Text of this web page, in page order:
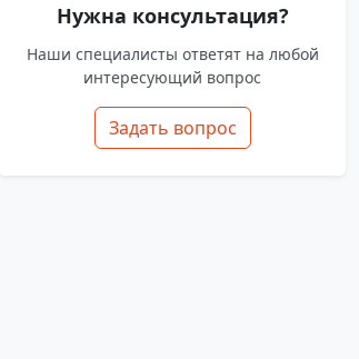
Нужна консультация?
Наши специалисты ответят на любой
интересующий вопрос
Задать вопрос